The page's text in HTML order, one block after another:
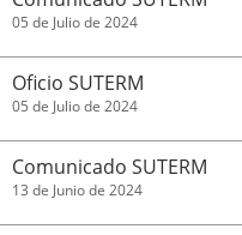
05 de Julio de 2024
Oficio SUTERM
05 de Julio de 2024
Comunicado SUTERM
13 de Junio de 2024